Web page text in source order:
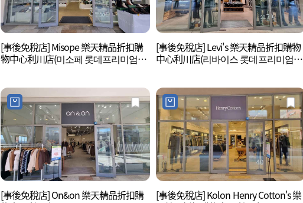
[事後免稅店] Misope 樂天精品折扣購
物中心利川店(미소페 롯데프리미엄아
[事後免稅店] Levi's 樂天精品折扣購物
中心利川店(리바이스 롯데프리미엄아
[事後免稅店] On&on 樂天精品折扣購
[事後免稅店] Kolon Henry Cotton's 樂